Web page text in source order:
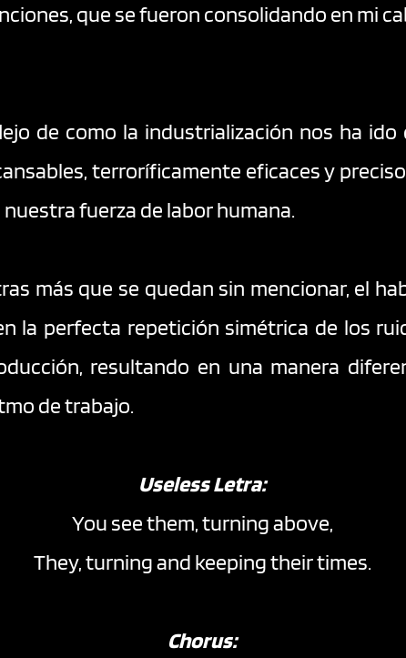
que se fueron consolidando en mi
de como la industrialización nos ha
terroríficamente eficaces y
fuerza de labor humana.
más que se quedan sin mencionar, el
la perfecta repetición simétrica de los
resultando en una manera
de trabajo.
Useless Letra:
You see them, turning above,
They, turning and keeping their times.
Chorus: